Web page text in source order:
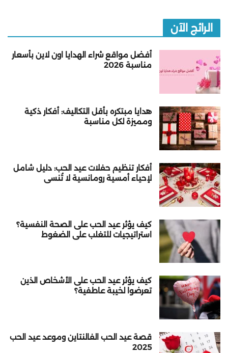
الرائج الآن
أفضل مواقع شراء الهدايا اون لاين بأسعار
مناسبة 2026
هدايا مبتكره بأقل التكاليف: أفكار ذكية
ومميزة لكل مناسبة
أفكار تنظيم حفلات عيد الحب: دليل شامل
لإحياء أمسية رومانسية لا تُنسى
كيف يؤثر عيد الحب على الصحة النفسية؟
استراتيجيات للتغلب على الضغوط
كيف يؤثر عيد الحب على الأشخاص الذين
تعرضوا لخيبة عاطفية؟
قصة عيد الحب الفالنتاين وموعد عيد الحب
2025